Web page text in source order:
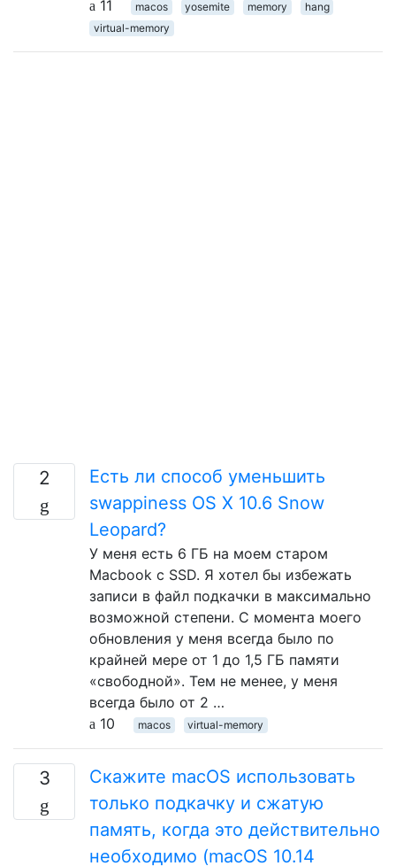
11
macos yosemite memory
hang
virtual-memory
2
Есть ли способ уменьшить
swappiness OS X 10.6 Snow
Leopard?
У меня есть 6 ГБ на моем старом
Macbook с SSD. Я хотел бы избежать
записи в файл подкачки в максимально
возможной степени. С момента моего
обновления у меня всегда было по
крайней мере от 1 до 1,5 ГБ памяти
«свободной». Тем не менее, у меня
всегда было от 2 …
10
macos virtual-memory
3
Скажите macOS использовать
только подкачку и сжатую
память, когда это действительно
необходимо (macOS 10.14